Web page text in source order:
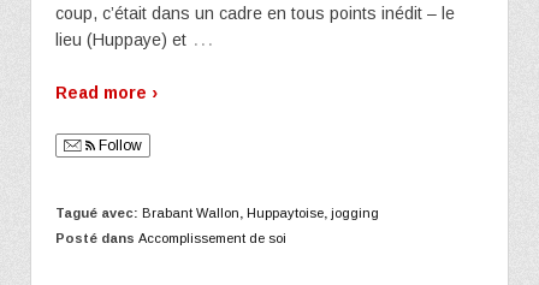
coup, c’était dans un cadre en tous points inédit – le
lieu (Huppaye) et …
Read more ›
Follow
Tagué avec: Brabant Wallon Huppaytoise jogging
Posté dans Accomplissement de soi